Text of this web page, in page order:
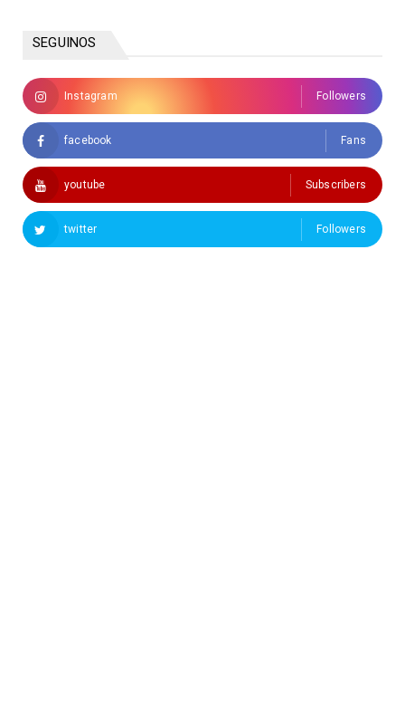
SEGUINOS
Instagram Followers
facebook Fans
youtube Subscribers
twitter Followers